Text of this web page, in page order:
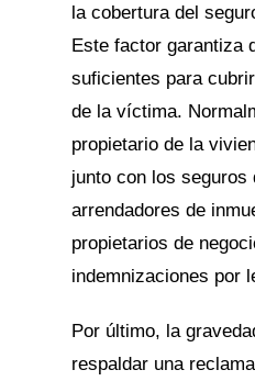
la cobertura del
Este factor garantiza
suficientes para
de la víctima.
propietario de la
junto con los seguros
arrendadores de
propietarios de
indemnizaciones por
Por último, la
respaldar una